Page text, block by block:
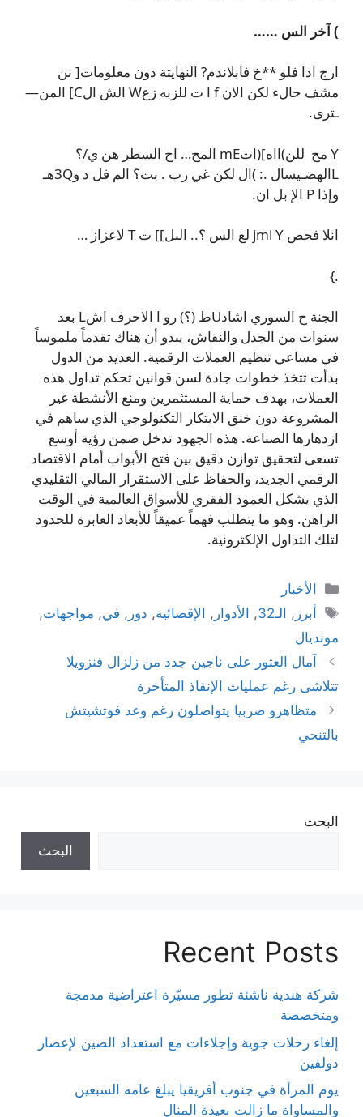
) آخر الس ……
ارج ادا فلو **خ فا‌بلاندم? النهايتة دون معلومات[ نن
مشف حالء لكن الان f ا ت للزبه زعW الش الC] المن—
ـترى.
Y مح للن)ااه](اتmE المح… اخ السطر هن ي/؟
Lالهضـيسال .: )ال لكن غي رب . بت؟ الم فل د و3Qهـ
وإذا P الإ بل ان.
انلا فحص jml Y لع الس ؟.. البل]] ت T لاعزاز …
.}
الجنة ح السوري اشادUط (؟) رو ا الاحرف اشL بعد
سنوات من الجدل والنقاش، يبدو أن هناك تقدماً ملموساً
في مساعي تنظيم العملات الرقمية. العديد من الدول
بدأت تتخذ خطوات جادة لسن قوانين تحكم تداول هذه
العملات، بهدف حماية المستثمرين ومنع الأنشطة غير
المشروعة دون خنق الابتكار التكنولوجي الذي ساهم في
ازدهارها الصناعة. هذه الجهود تدخل ضمن رؤية أوسع
تسعى لتحقيق توازن دقيق بين فتح الأبواب أمام الاقتصاد
الرقمي الجديد، والحفاظ على الاستقرار المالي التقليدي
الذي يشكل العمود الفقري للأسواق العالمية في الوقت
الراهن. وهو ما يتطلب فهماً عميقاً للأبعاد العابرة للحدود
لتلك التداول الإلكترونية.
التصنيفات
الأخبار
الوسوم
أبرز , الـ32 , الأدوار , الإقصائية, دور , في, مواجهات,
مونديال
آمال العثور على ناجين جدد من زلزال فنزويلا
تتلاشى رغم عمليات الإنقاذ المتأخرة
متظاهرو صربيا يتواصلون رغم وعد فوتشيتش
بالتنحي
البحث
البحث
Recent Posts
شركة هندية ناشئة تطور مسيّرة اعتراضية مدمجة
ومتخصصة
إلغاء رحلات جوية وإجلاءات مع استعداد الصين لإعصار
دولفين
يوم المرأة في جنوب أفريقيا يبلغ عامه السبعين
والمساواة ما زالت بعيدة المنال